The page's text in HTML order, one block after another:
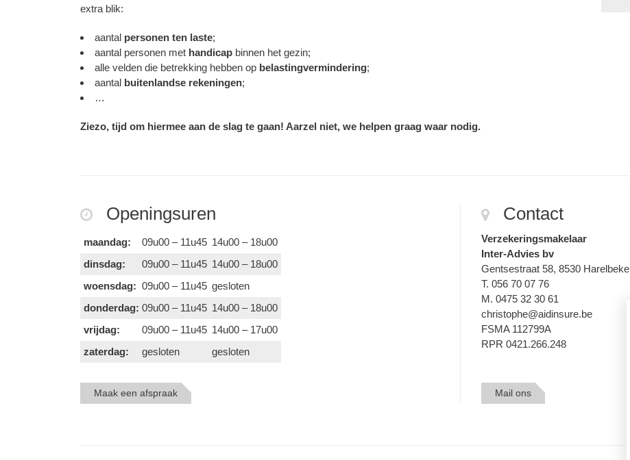
extra blik:
aantal personen ten laste;
aantal personen met handicap binnen het gezin;
alle velden die betrekking hebben op belastingvermindering;
aantal buitenlandse rekeningen;
…
Ziezo, tijd om hiermee aan de slag te gaan! Aarzel niet, we helpen graag waar nodig.
Openingsuren
maandag: 09u00 – 11u45 14u00 – 18u00
dinsdag:
09u00 – 11u45 14u00 – 18u00
woensdag: 09u00 – 11u45 gesloten
donderdag: 09u00 – 11u45 14u00 – 18u00
vrijdag:
09u00 – 11u45 14u00 – 17u00
zaterdag:
gesloten gesloten
Maak een afspraak
Contact
Verzekeringsmakelaar
Inter-Advies bv
Gentsestraat 58, 8530 Harelbeke
T. 056 70 07 76
M. 0475 32 30 61
christophe@aidinsure.be
FSMA 112799A
RPR 0421.266.248
Mail ons